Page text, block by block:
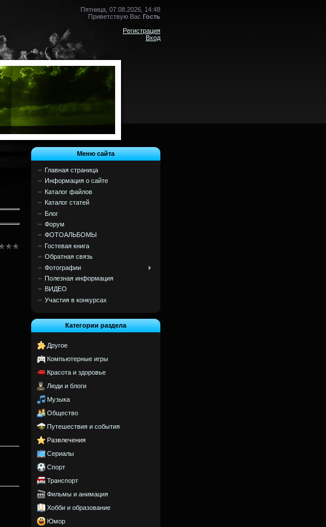
Пятница, 07.08.2026, 14:48
Приветствую Вас Гость
Регистрация
Вход
Меню сайта
Главная страница
Информация о сайте
Каталог файлов
Каталог статей
Блог
Форум
ФОТОАЛЬБОМЫ
Гостевая книга
Обратная связь
Фотографии
Полезная информация
ВИДЕО
Участия в конкурсах
Категории раздела
Другое
Компьютерные игры
Красота и здоровье
Люди и блоги
Музыка
Общество
Путешествия и события
Развлечения
Сериалы
Спорт
Транспорт
Фильмы и анимация
Хобби и образование
Юмор